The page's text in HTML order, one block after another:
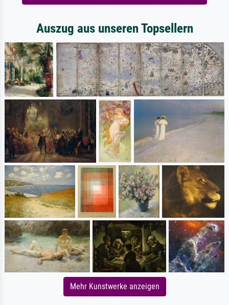
Auszug aus unseren Topsellern
Mehr Kunstwerke anzeigen